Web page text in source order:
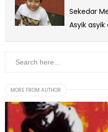
Sekedar
Asyik asyik
MORE FROM AUTHOR